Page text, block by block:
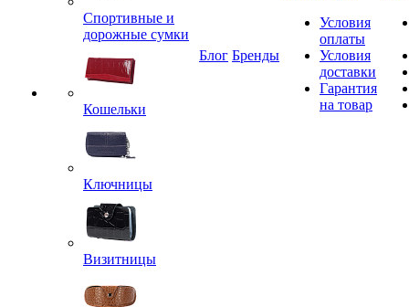
Спортивные и
дорожные сумки
Кошельки
Ключницы
Визитницы
Блог Бренды
Условия
оплаты
Условия
доставки
Гарантия
на товар